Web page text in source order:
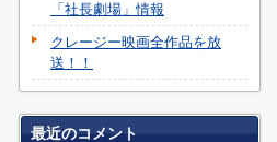
「社長劇場」情報
クレージー映画全作品を放
送！！
最近のコメント